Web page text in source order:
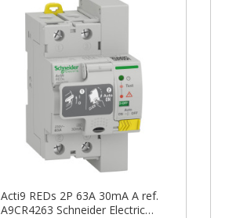
Acti9 REDs 2P 63A 30mA A ref.
A9CR4263 Schneider Electric